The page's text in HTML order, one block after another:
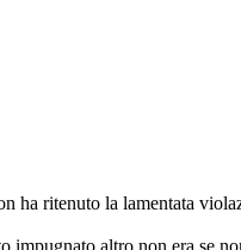
ha ritenuto la lamentata
altro non era se